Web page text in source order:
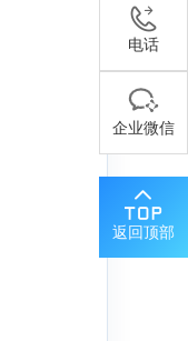
电话
企业微信
返回顶部